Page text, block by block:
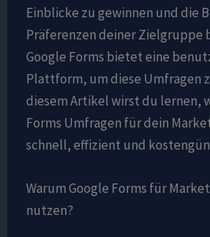
Einblicke zu gewinnen und die
Präferenzen deiner Zielgruppe
Google Forms bietet eine
Plattform, um diese Umfragen
diesem Artikel wirst du lernen,
Forms Umfragen für dein
schnell, effizient und
Warum Google Forms für
nutzen?